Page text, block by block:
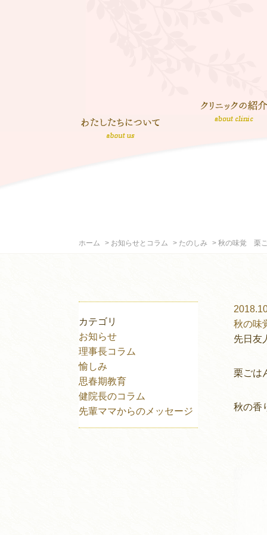
ホーム お知らせとコラム たのしみ 秋の味覚 栗
カテゴリ
お知らせ
理事長コラム
愉しみ
思春期教育
健院長のコラム
先輩ママからのメッセージ
秋の味
先日友
栗ごは
秋の香